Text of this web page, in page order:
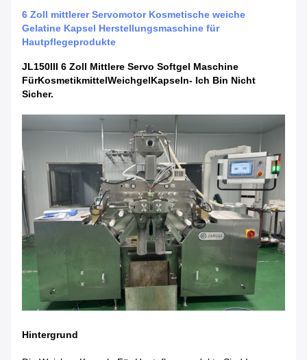
6 Zoll mittlerer Servomotor Kosmetische weiche
Gelatine Kapsel Herstellungsmaschine für
Hautpflegeprodukte
JL150III 6 Zoll Mittlere Servo Softgel Maschine
FürKosmetikmittelWeichgelKapseln- Ich Bin Nicht
Sicher.
Hintergrund